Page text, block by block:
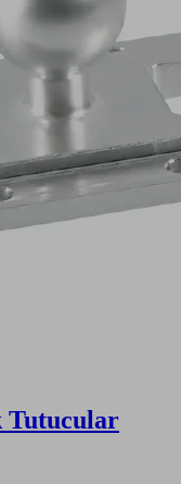
Tutucular